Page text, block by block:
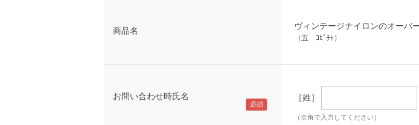
商品名 ヴィンテージナイロンのオーバ
（五 ｺﾋﾞﾁｬ）
お問い合わせ時氏名 ［姓］
（全角で入力してください）